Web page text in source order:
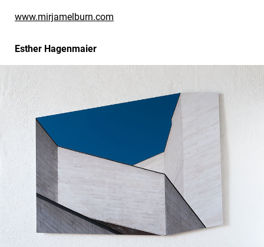
www.mirjamelburn.com
Esther Hagenmaier